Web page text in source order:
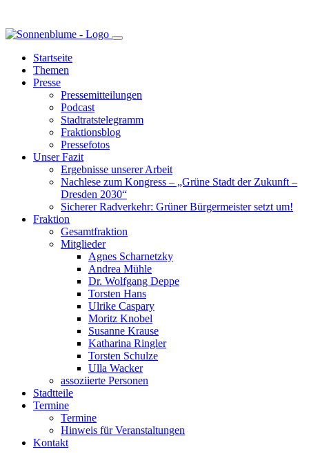
Startseite
Themen
Presse
Pressemitteilungen
Podcast
Stadtratstelegramm
Fraktionsblog
Pressefotos
Unser Fazit
Ergebnisse unserer Arbeit
Nachlese zum Kongress – „Grüne Stadt der Zukunft –
Dresden 2030“
Sicherer Radverkehr: Grüner Bürgermeister setzt um!
Fraktion
Gesamtfraktion
Mitglieder
Agnes Scharnetzky
Andrea Mühle
Dr. Wolfgang Deppe
Torsten Hans
Ulrike Caspary
Moritz Knobel
Susanne Krause
Katharina Ringler
Torsten Schulze
Ulla Wacker
assoziierte Personen
Stadtteile
Termine
Termine
Hinweis für Veranstaltungen
Kontakt